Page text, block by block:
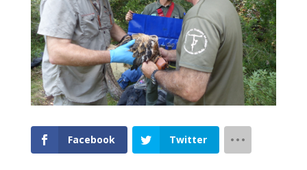
Facebook Twitter